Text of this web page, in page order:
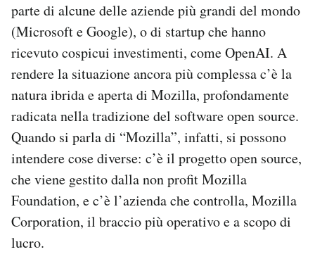
parte di alcune delle aziende più grandi del mondo
(Microsoft e Google), o di startup che hanno
ricevuto cospicui investimenti, come OpenAI. A
rendere la situazione ancora più complessa c’è la
natura ibrida e aperta di Mozilla, profondamente
radicata nella tradizione del software open source.
Quando si parla di “Mozilla”, infatti, si possono
intendere cose diverse: c’è il progetto open source,
che viene gestito dalla non profit Mozilla
Foundation, e c’è l’azienda che controlla, Mozilla
Corporation, il braccio più operativo e a scopo di
lucro.